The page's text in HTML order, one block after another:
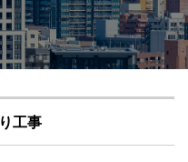
修繕工事
ノベーション
工事